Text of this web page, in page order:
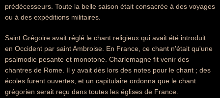
prédécesseurs. Toute la belle saison était consacrée à des voyages
ou à des expéditions militaires.
Saint Grégoire avait réglé le chant religieux qui avait été introduit
en Occident par saint Ambroise. En France, ce chant n'était qu'une
psalmodie pesante et monotone. Charlemagne fit venir des
chantres de Rome. Il y avait dès lors des notes pour le chant ; des
écoles furent ouvertes, et un capitulaire ordonna que le chant
grégorien serait reçu dans toutes les églises de France.